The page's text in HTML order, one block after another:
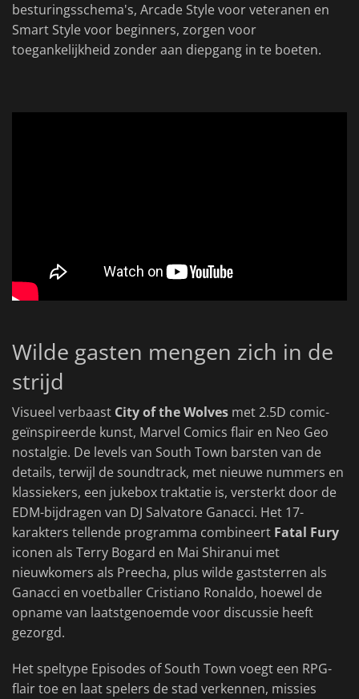
besturingsschema's, Arcade Style voor veteranen en
Smart Style voor beginners, zorgen voor
toegankelijkheid zonder aan diepgang in te boeten.
Wilde gasten mengen zich in de
strijd
Visueel verbaast City of the Wolves met 2.5D comic-
geïnspireerde kunst, Marvel Comics flair en Neo Geo
nostalgie. De levels van South Town barsten van de
details, terwijl de soundtrack, met nieuwe nummers en
klassiekers, een jukebox traktatie is, versterkt door de
EDM-bijdragen van DJ Salvatore Ganacci. Het 17-
karakters tellende programma combineert Fatal Fury
iconen als Terry Bogard en Mai Shiranui met
nieuwkomers als Preecha, plus wilde gaststerren als
Ganacci en voetballer Cristiano Ronaldo, hoewel de
opname van laatstgenoemde voor discussie heeft
gezorgd.
Het speltype Episodes of South Town voegt een RPG-
flair toe en laat spelers de stad verkennen, missies